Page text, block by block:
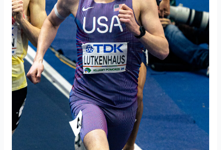
jeune
champion
du
monde
d’athlétisme